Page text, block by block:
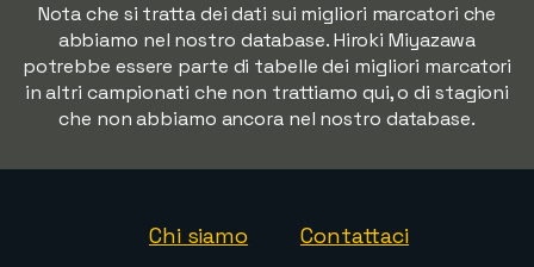
Nota che si tratta dei dati sui migliori marcatori che
abbiamo nel nostro database. Hiroki Miyazawa
potrebbe essere parte di tabelle dei migliori marcatori
in altri campionati che non trattiamo qui, o di stagioni
che non abbiamo ancora nel nostro database.
Chi siamo Contattaci